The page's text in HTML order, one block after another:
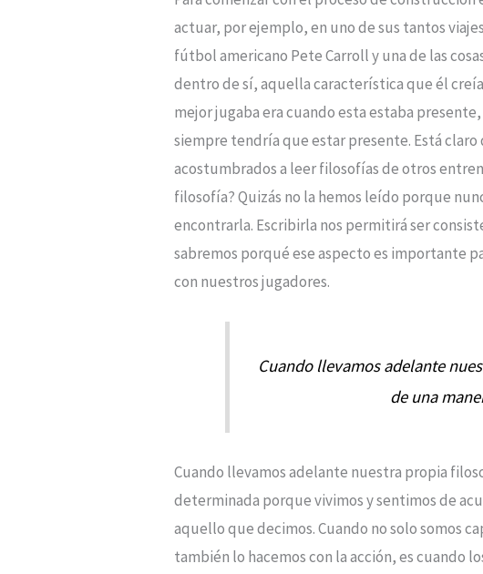
actuar, por ejemplo, en uno de sus tantos
fútbol americano Pete Carroll y una de las
dentro de sí, aquella característica que él
mejor jugaba era cuando esta estaba
siempre tendría que estar presente. Está
acostumbrados a leer filosofías de otros
filosofía? Quizás no la hemos leído porque
encontrarla. Escribirla nos permitirá ser
sabremos porqué ese aspecto es importante
con nuestros jugadores.
Cuando llevamos adelante
de una
Cuando llevamos adelante nuestra propia
determinada porque vivimos y sentimos de
aquello que decimos. Cuando no solo somos
también lo hacemos con la acción, es cuando